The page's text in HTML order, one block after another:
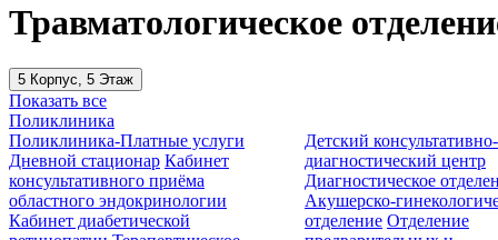
Травматологическое
5 Корпус, 5 Этаж
Показать все
Поликлиника
Поликлиника-Платные услуги
Дневной стационар Кабинет
консультативного приёма
областного эндокринологии
Кабинет диабетической
Детский консультативно-
диагностический центр
Диагностическое
Акушерско-
отделение Отделение